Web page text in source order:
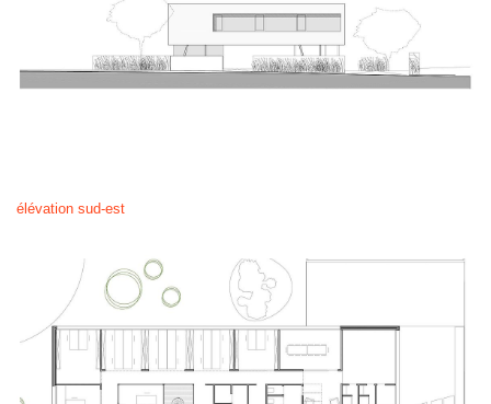
élévation sud-est